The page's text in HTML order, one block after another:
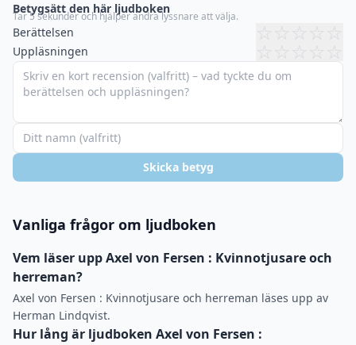
Betygsätt den här ljudboken
Tar 5 sekunder och hjälper andra lyssnare att välja.
Berättelsen ☆☆☆☆☆
Uppläsningen ☆ ☆ ☆ ☆ ☆
Skicka betyg
Vanliga frågor om ljudboken
Vem läser upp Axel von Fersen : Kvinnotjusare och
herreman?
Axel von Fersen : Kvinnotjusare och herreman läses upp av
Herman Lindqvist.
Hur lång är ljudboken Axel von Fersen :